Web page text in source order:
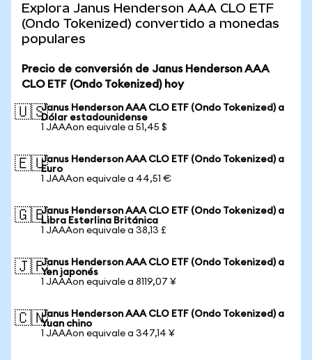
Explora Janus Henderson AAA CLO ETF
(Ondo Tokenized) convertido a monedas
populares
Precio de conversión de Janus Henderson AAA
CLO ETF (Ondo Tokenized) hoy
🇺🇸Janus Henderson AAA CLO ETF (Ondo Tokenized) a
Dólar estadounidense
1 JAAAon equivale a 51,45 $
🇪🇺Janus Henderson AAA CLO ETF (Ondo Tokenized) a
Euro
1 JAAAon equivale a 44,51 €
🇬🇧Janus Henderson AAA CLO ETF (Ondo Tokenized) a
Libra Esterlina Británica
1 JAAAon equivale a 38,13 £
🇯🇵Janus Henderson AAA CLO ETF (Ondo Tokenized) a
Yen japonés
1 JAAAon equivale a 8119,07 ¥
🇨🇳Janus Henderson AAA CLO ETF (Ondo Tokenized) a
Yuan chino
1 JAAAon equivale a 347,14 ¥